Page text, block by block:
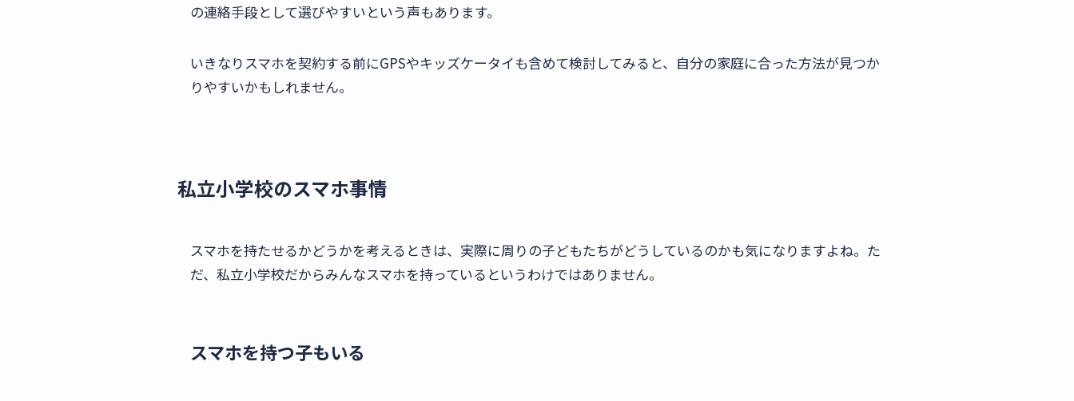
の連絡手段として選びやすいという声もあります。
いきなりスマホを契約する前にGPSやキッズケータイも含めて検討してみると、自分の家庭に合った方法が見つか
りやすいかもしれません。
私立小学校のスマホ事情
スマホを持たせるかどうかを考えるときは、実際に周りの子どもたちがどうしているのかも気になりますよね。た
だ、私立小学校だからみんなスマホを持っているというわけではありません。
スマホを持つ子もいる